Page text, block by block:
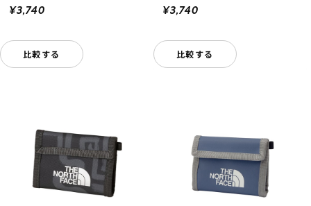
¥3,740
比較する
¥3,740
比較する